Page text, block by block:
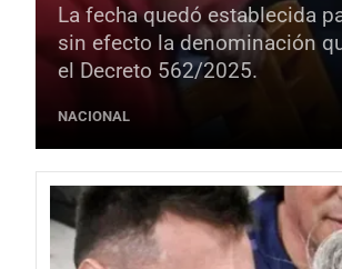
La fecha quedó establecida
sin efecto la denominación
el Decreto 562/2025.
NACIONAL